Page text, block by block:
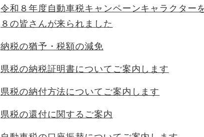
令和８年度自動車税キャンペーンキャラクター
８の皆さんが来られました
納税の猶予・税額の減免
県税の納税証明書についてご案内します
県税の納付方法についてご案内します
県税の還付に関するご案内